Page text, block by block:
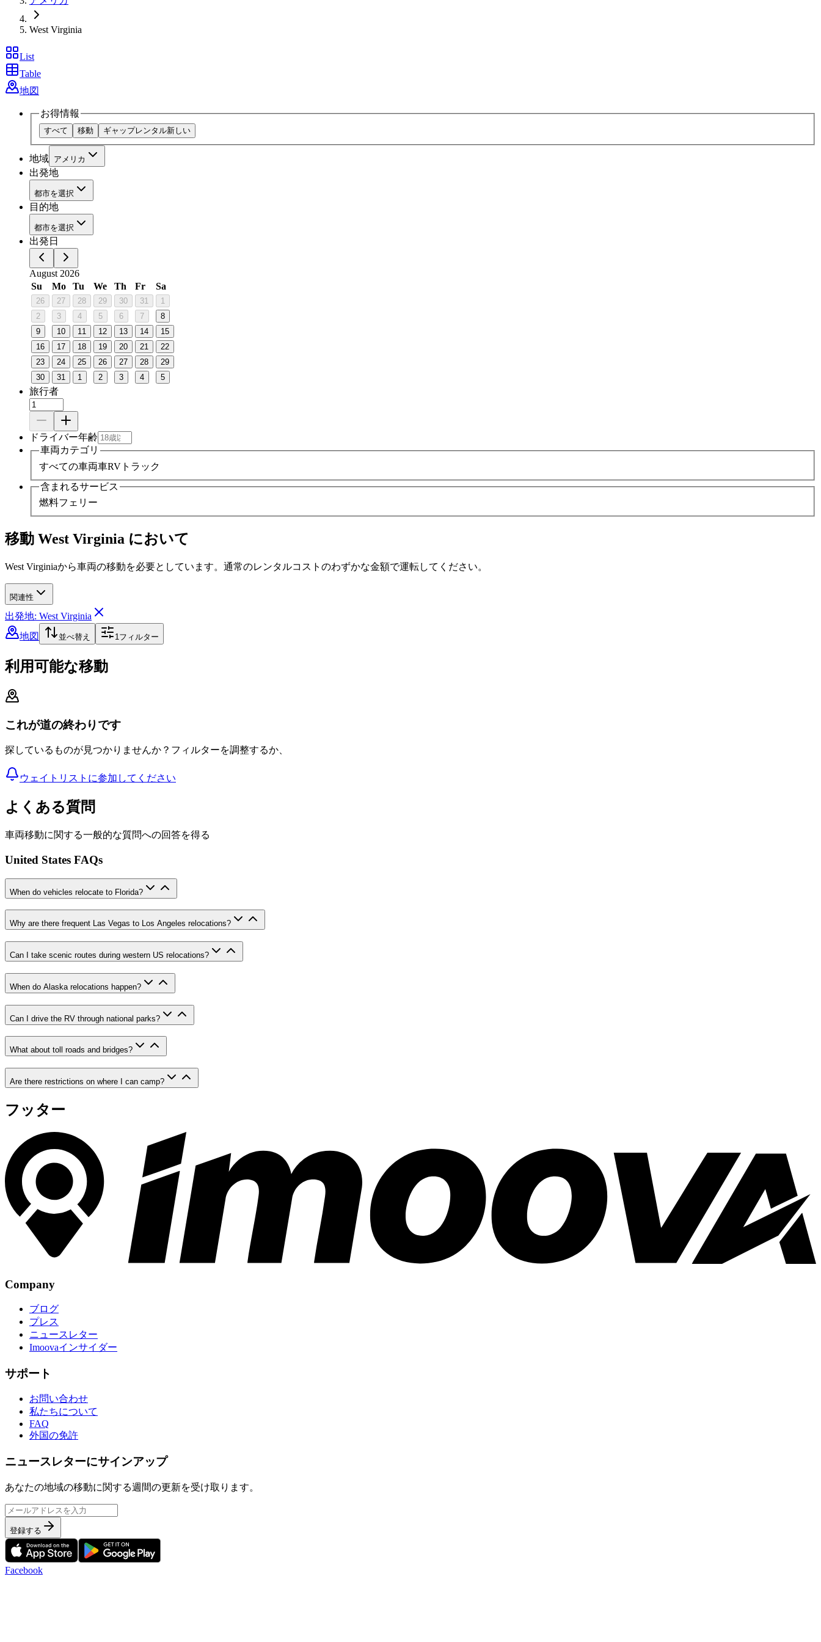
West Virginia
List
Table
地図
お得情報
すべて 移動 ギャップレンタル新しい
地域 アメリカ
出発地
都市を選択
目的地
都市を選択
出発日
August 2026
Su
Mo Tu We Th Fr Sa
26 27 28 29 30 31
1
2
3 4 5 6 7
8
9
10 11 12 13 14
15
16
17 18 19 20 21
22
23
24 25 26 27 28
29
30
31 1 2 3 4 5
旅行者
ドライバー年齢
車両カテゴリ
すべての車両車RV トラック
含まれるサービス
燃料フェリー
移動 West Virginia において
West Virginiaから車両の移動を必要としています。通常のレンタルコストのわずかな金額で運転してください。
関連性
出発地: West Virginia
地図
並べ替え 1フィルター
利用可能な移動
これが道の終わりです
探しているものが見つかりませんか？フィルターを調整するか、
ウェイトリストに参加してください
よくある質問
車両移動に関する一般的な質問への回答を得る
United States FAQs
When do vehicles relocate to Florida?
Why are there frequent Las Vegas to Los Angeles relocations?
Can I take scenic routes during western US relocations?
When do Alaska relocations happen?
Can I drive the RV through national parks?
What about toll roads and bridges?
Are there restrictions on where I can camp?
フッター
Company
ブログ
プレス
ニュースレター
Imoovaインサイダー
サポート
お問い合わせ
私たちについて
FAQ
外国の免許
ニュースレターにサインアップ
あなたの地域の移動に関する週間の更新を受け取ります。
登録する
Facebook